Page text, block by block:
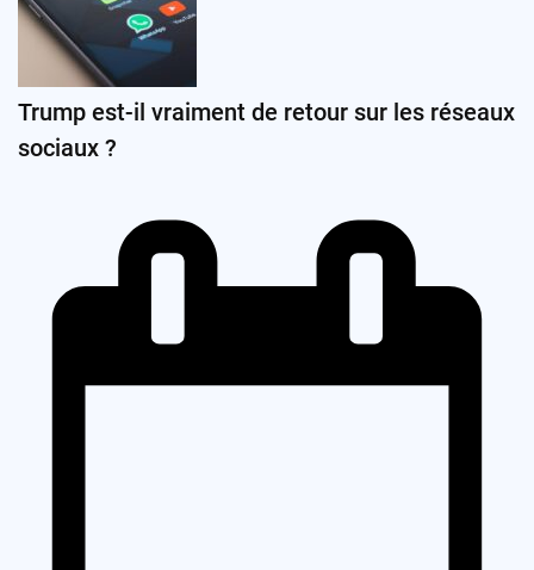
Trump est-il vraiment de retour sur les réseaux
sociaux ?